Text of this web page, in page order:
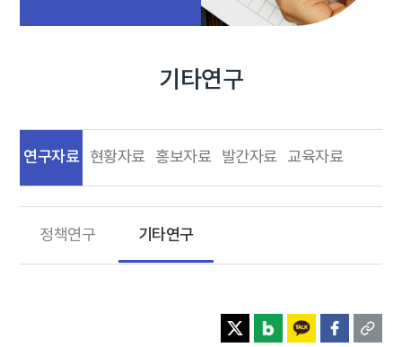
기타연구
연구자료 현황자료 홍보자료 발간자료 교육자료
정책연구 기타연구